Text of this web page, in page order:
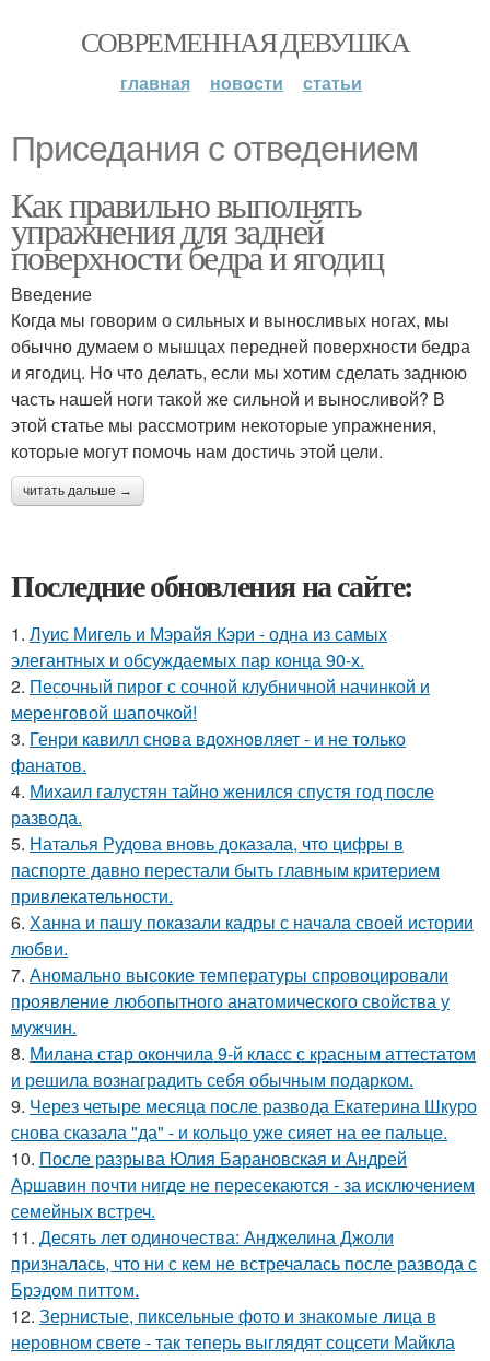
СОВРЕМЕННАЯ ДЕВУШКА
главная новости статьи
Приседания с отведением
Как правильно выполнять
упражнения для задней
поверхности бедра и ягодиц
Введение
Когда мы говорим о сильных и выносливых ногах, мы
обычно думаем о мышцах передней поверхности бедра
и ягодиц. Но что делать, если мы хотим сделать заднюю
часть нашей ноги такой же сильной и выносливой? В
этой статье мы рассмотрим некоторые упражнения,
которые могут помочь нам достичь этой цели.
читать дальше →
Последние обновления на сайте:
1. Луис Мигель и Мэрайя Кэри - одна из самых
элегантных и обсуждаемых пар конца 90-х.
2. Песочный пирог с сочной клубничной начинкой и
меренговой шапочкой!
3. Генри кавилл снова вдохновляет - и не только
фанатов.
4. Михаил галустян тайно женился спустя год после
развода.
5. Наталья Рудова вновь доказала, что цифры в
паспорте давно перестали быть главным критерием
привлекательности.
6. Ханна и пашу показали кадры с начала своей истории
любви.
7. Аномально высокие температуры спровоцировали
проявление любопытного анатомического свойства у
мужчин.
8. Милана стар окончила 9-й класс с красным аттестатом
и решила вознаградить себя обычным подарком.
9. Через четыре месяца после развода Екатерина Шкуро
снова сказала "да" - и кольцо уже сияет на ее пальце.
10. После разрыва Юлия Барановская и Андрей
Аршавин почти нигде не пересекаются - за исключением
семейных встреч.
11. Десять лет одиночества: Анджелина Джоли
призналась, что ни с кем не встречалась после развода с
Брэдом питтом.
12. Зернистые, пиксельные фото и знакомые лица в
неровном свете - так теперь выглядят соцсети Майкла